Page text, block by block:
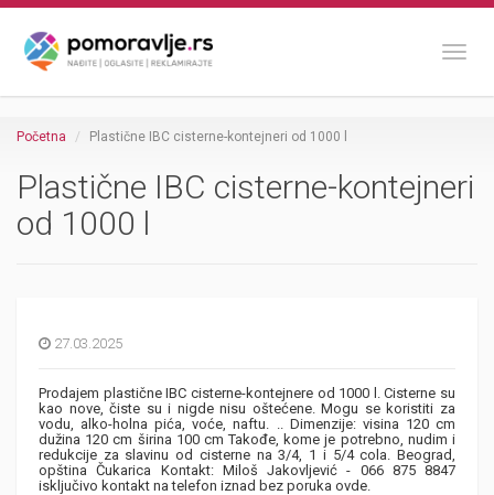
Početna Plastične IBC cisterne-kontejneri od 1000 l
Plastične IBC cisterne-kontejneri
od 1000 l
27.03.2025
Prodajem plastične IBC cisterne-kontejnere od 1000 l. Cisterne su
kao nove, čiste su i nigde nisu oštećene. Mogu se koristiti za
vodu, alko-holna pića, voće, naftu. .. Dimenzije: visina 120 cm
dužina 120 cm širina 100 cm Takođe, kome je potrebno, nudim i
redukcije za slavinu od cisterne na 3/4, 1 i 5/4 cola. Beograd,
opština Čukarica Kontakt: Miloš Jakovljević - 066 875 8847
isključivo kontakt na telefon iznad bez poruka ovde.